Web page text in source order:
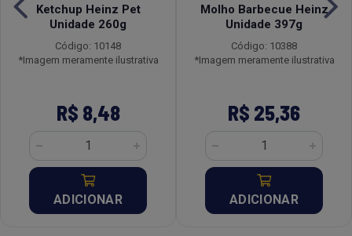
Ketchup Heinz Pet
Unidade 260g
Código: 10148
*Imagem meramente ilustrativa
R$ 8,48
ADICIONAR
Molho Barbecue Heinz
Unidade 397g
Código: 10388
*Imagem meramente ilustrativa
R$ 25,36
ADICIONAR